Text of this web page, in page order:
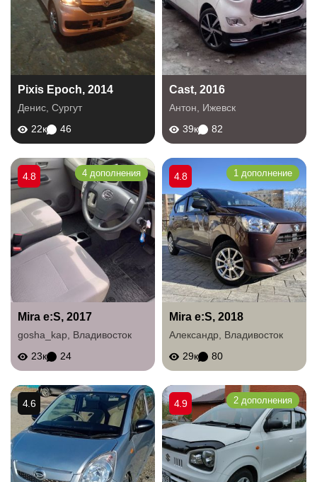
Pixis Epoch, 2014
Денис Сургут
22к
46
Cast, 2016
Антон
Ижевск
39к
82
Mira e:S, 2017
gosha_kap
Владивосток
23к
24
4.8 4 дополнения
Mira e:S, 2018
Александр
Владивосток
29к
80
4.8 1 дополнение
4.6 4.9 2 дополнения